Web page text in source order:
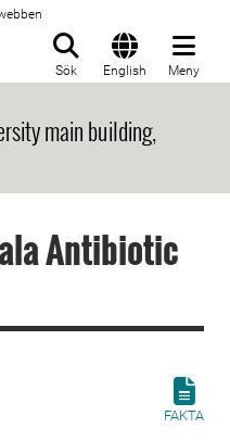
Sök English Meny
main building,
Antibiotic
FAKTA